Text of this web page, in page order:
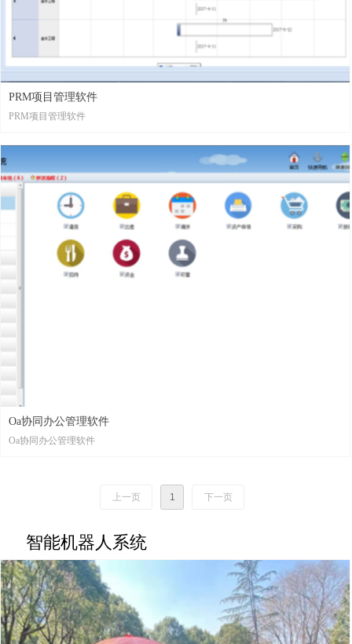
智能机器人系统
PRM项目管理软件
PRM项目管理软件
Oa协同办公管理软件
Oa协同办公管理软件
上一页 1 下一页